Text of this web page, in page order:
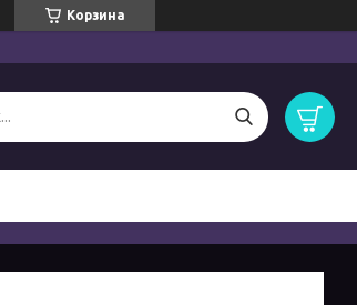
Корзина